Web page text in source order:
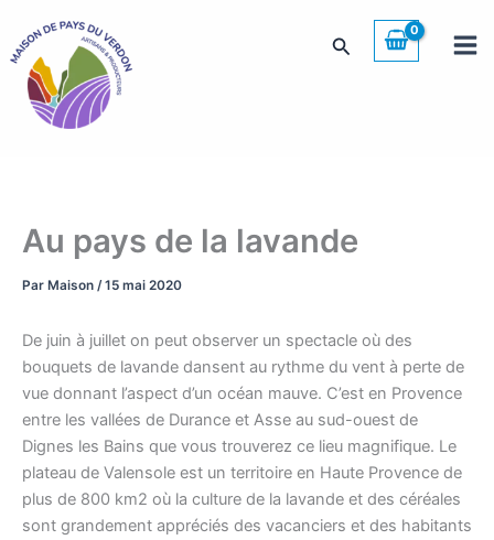
contenu
Rechercher
Au pays de la lavande
Par Maison /15 mai 2020
De juin à juillet on peut observer un spectacle où des
bouquets de lavande dansent au rythme du vent à perte de
vue donnant l’aspect d’un océan mauve. C’est en Provence
entre les vallées de Durance et Asse au sud-ouest de
Dignes les Bains que vous trouverez ce lieu magnifique. Le
plateau de Valensole est un territoire en Haute Provence de
plus de 800 km2 où la culture de la lavande et des céréales
sont grandement appréciés des vacanciers et des habitants